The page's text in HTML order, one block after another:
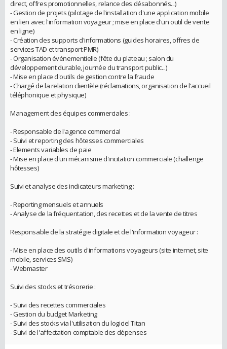
direct, offres promotionnelles, relance des désabonnés...)
- Gestion de projets (pilotage de l'installation d'une application mobile
en lien avec l'information voyageur ; mise en place d'un outil de vente
en ligne)
- Création des supports d'informations (guides horaires, offres de
services TAD et transport PMR)
- Organisation événementielle (fête du plateau ; salon du
développement durable, journée du transport public...)
- Mise en place d'outils de gestion contre la fraude
- Chargé de la relation clientèle (réclamations, organisation de l'accueil
téléphonique et physique)
Management des équipes commerciales :
- Responsable de l'agence commercial
- Suivi et reporting des hôtesses commerciales
- Elements variables de paie
- Mise en place d'un mécanisme d'incitation commerciale (challenge
hôtesses)
Suivi et analyse des indicateurs marketing :
- Reporting mensuels et annuels
- Analyse de la fréquentation, des recettes et de la vente de titres
Responsable de la stratégie digitale et de l'information voyageur :
- Mise en place des outils d'informations voyageurs (site internet, site
mobile, services SMS)
- Webmaster
Suivi des stocks et trésorerie :
- Suivi des recettes commerciales
- Gestion du budget Marketing
- Suivi des stocks via l'utilisation du logiciel Titan
- Suivi de l'affectation comptable des dépenses